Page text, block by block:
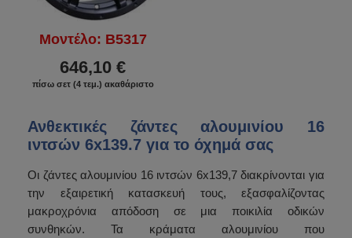
Μοντέλο: B5317
646,10 €
πίσω σετ (4 τεμ.) ακαθάριστο
Ανθεκτικές ζάντες αλουμινίου 16
ιντσών 6x139.7 για το όχημά σας
Οι ζάντες αλουμινίου 16 ιντσών 6x139,7 διακρίνονται για
την εξαιρετική κατασκευή τους, εξασφαλίζοντας
μακροχρόνια απόδοση σε μια ποικιλία οδικών
συνθηκών. Τα κράματα αλουμινίου που